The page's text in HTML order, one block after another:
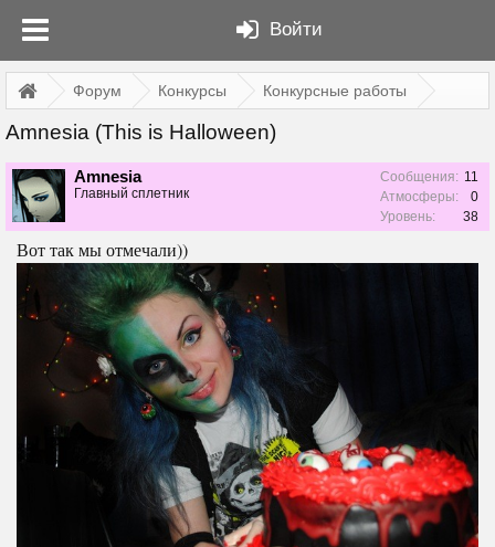
Войти
Форум Конкурсы Конкурсные работы
Amnesia (This is Halloween)
Amnesia
Главный сплетник
Сообщения: 11
Атмосферы:
0
Уровень:
38
Вот так мы отмечали))